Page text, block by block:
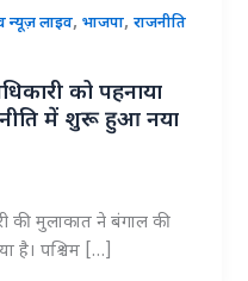
न्यूज़ लाइव,भाजपा,राजनीति
को पहनाया
में शुरू हुआ नया
की मुलाकात ने बंगाल की
है। पश्चिम […]